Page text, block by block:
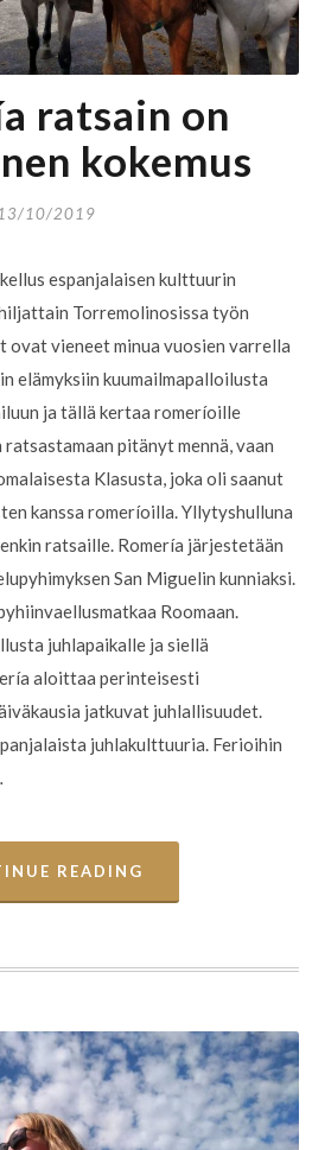
ratsain on
kokemus
13/10/2019
espanjalaisen kulttuurin
Torremolinosissa työn
ovat vieneet minua vuosien varrella
elämyksiin kuumailmapalloilusta
ja tällä kertaa romeríoille
pitänyt mennä, vaan
Klasusta, joka oli saanut
kanssa romeríoilla. Yllytyshulluna
ratsaille. Romería järjestetään
San Miguelin kunniaksi.
Roomaan.
juhlapaikalle ja siellä
aloittaa perinteisesti
jatkuvat juhlallisuudet.
juhlakulttuuria. Ferioihin
READING